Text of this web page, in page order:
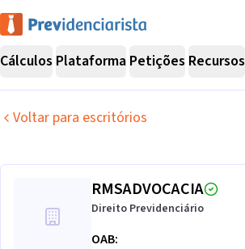
Cálculos Plataforma Petições Recursos
Voltar para escritórios
RMSADVOCACIA
Direito Previdenciário
OAB: